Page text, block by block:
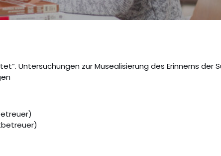
Untersuchungen zur Musealisierung des Erinnerns der